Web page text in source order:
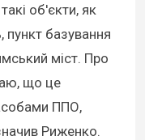
об'єкти, як
пункт базування
міст. Про
що це
ППО,
Риженко.